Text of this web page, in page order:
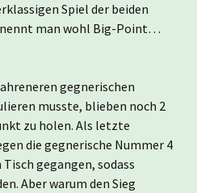
Spiel der beiden
man wohl Big-Point…
gegnerischen
musste, blieben noch 2
zu holen. Als letzte
die gegnerische Nummer 4
gegangen, sodass
Aber warum den Sieg